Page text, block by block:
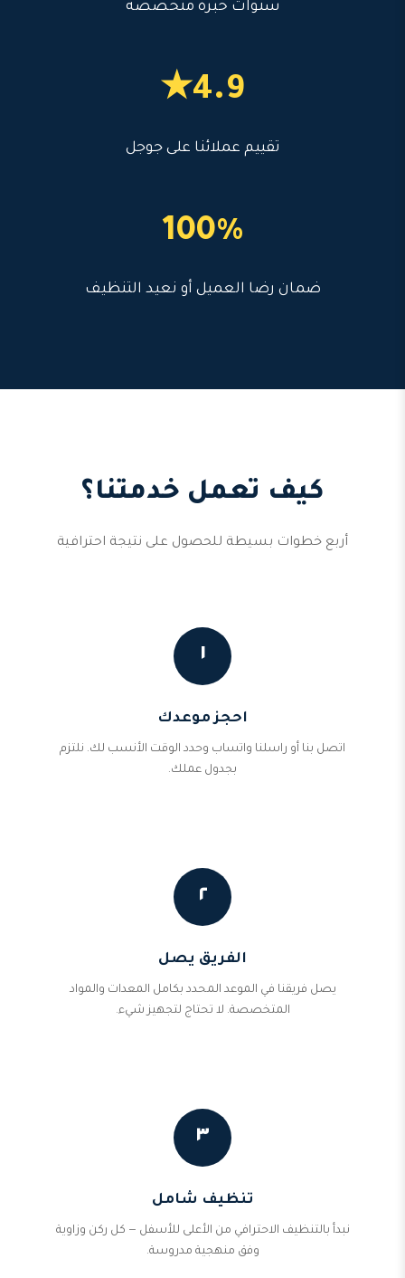
سنوات خبرة متخصصة
4.9★
تقييم عملائنا على جوجل
100%
ضمان رضا العميل أو نعيد التنظيف
كيف تعمل خدمتنا؟
أربع خطوات بسيطة للحصول على نتيجة احترافية
١
احجز موعدك
اتصل بنا أو راسلنا واتساب وحدد الوقت الأنسب لك. نلتزم
بجدول عملك.
٢
الفريق يصل
يصل فريقنا في الموعد المحدد بكامل المعدات والمواد
المتخصصة. لا تحتاج لتجهيز شيء.
٣
تنظيف شامل
نبدأ بالتنظيف الاحترافي من الأعلى للأسفل — كل ركن وزاوية
وفق منهجية مدروسة.